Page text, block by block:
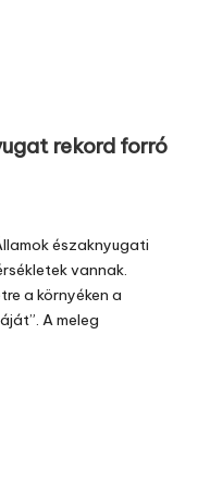
rekord forró
északnyugati
vannak.
a környéken a
A meleg